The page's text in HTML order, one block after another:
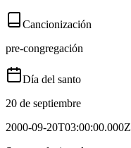
Cancionización
pre-congregación
Día del santo
20 de septiembre
2000-09-20T03:00:00.000Z